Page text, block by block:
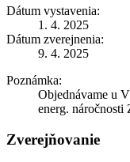
Dátum vystavenia:
1. 4. 2025
Dátum zverejnenia:
9. 4. 2025
Poznámka:
Objednávame u
energ. náročnosti
Zverejňovanie